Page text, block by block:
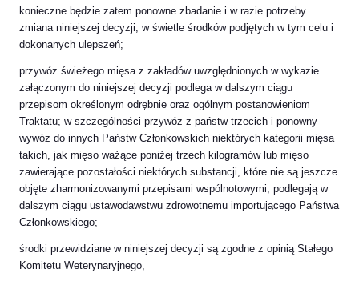
konieczne będzie zatem ponowne zbadanie i w razie potrzeby
zmiana niniejszej decyzji, w świetle środków podjętych w tym celu i
dokonanych ulepszeń;
przywóz świeżego mięsa z zakładów uwzględnionych w wykazie
załączonym do niniejszej decyzji podlega w dalszym ciągu
przepisom określonym odrębnie oraz ogólnym postanowieniom
Traktatu; w szczególności przywóz z państw trzecich i ponowny
wywóz do innych Państw Członkowskich niektórych kategorii mięsa
takich, jak mięso ważące poniżej trzech kilogramów lub mięso
zawierające pozostałości niektórych substancji, które nie są jeszcze
objęte zharmonizowanymi przepisami wspólnotowymi, podlegają w
dalszym ciągu ustawodawstwu zdrowotnemu importującego Państwa
Członkowskiego;
środki przewidziane w niniejszej decyzji są zgodne z opinią Stałego
Komitetu Weterynaryjnego,